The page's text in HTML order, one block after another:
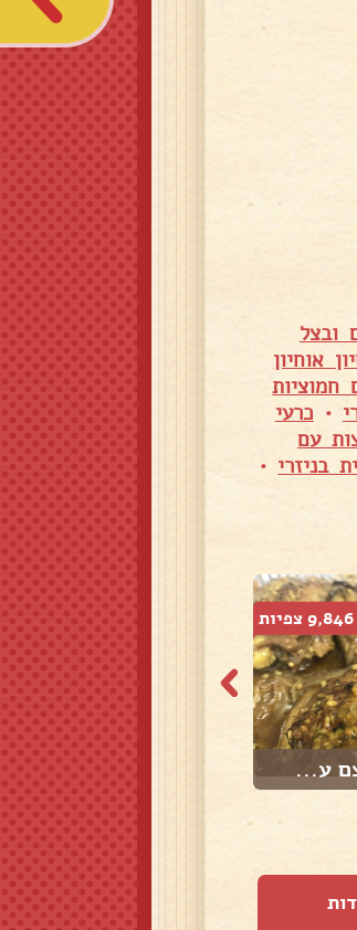
ובצל
אוחיון
חמוציות
• כרעי
עם
בניזרי •
9,846 צפיות
ע...